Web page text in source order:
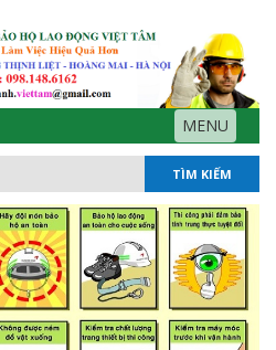
MENU
TÌM KIẾM